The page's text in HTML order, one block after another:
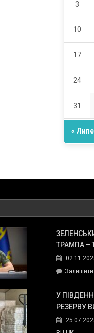
3
10
17
24
31
«
ТРАМПА –
У
РЕЗЕРВУ